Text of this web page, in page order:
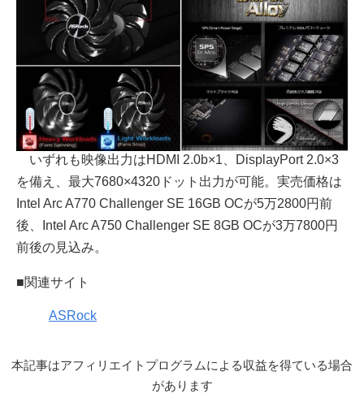
いずれも映像出力はHDMI 2.0b×1、DisplayPort 2.0×3
を備え、最大7680×4320ドット出力が可能。実売価格は
Intel Arc A770 Challenger SE 16GB OCが5万2800円前
後、Intel Arc A750 Challenger SE 8GB OCが3万7800円
前後の見込み。
■関連サイト
ASRock
本記事はアフィリエイトプログラムによる収益を得ている場合
があります